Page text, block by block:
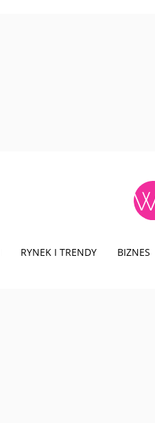
RYNEK I TRENDY BIZNES